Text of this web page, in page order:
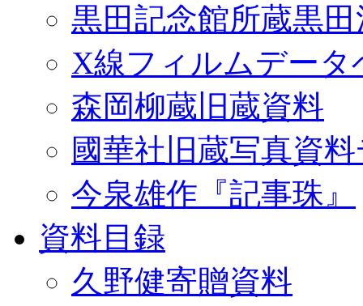
黒田記念館所蔵黒
X線フィルムデータ
森岡柳蔵旧蔵資料
國華社旧蔵写真資
今泉雄作『記事珠』
資料目録
久野健寄贈資料